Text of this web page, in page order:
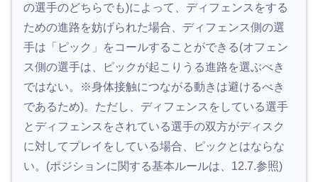
の選手のどちらでも)によって、ディフェンスをする
ための進路を妨げられた場合、ディフェンス側の選
手は「ピック」をコールすることができる(オフェン
ス側の選手は、ピックが起こりうる進路を選ぶべき
ではない。※身体接触につながる動きは避けるべき
であるため)。ただし、ディフェンスをしている選手
とディフェンスをされている選手の双方がディスク
に対してプレイをしている場合、ピックとはならな
い。(ポジションに関する基本ルールは、12.7.参照)